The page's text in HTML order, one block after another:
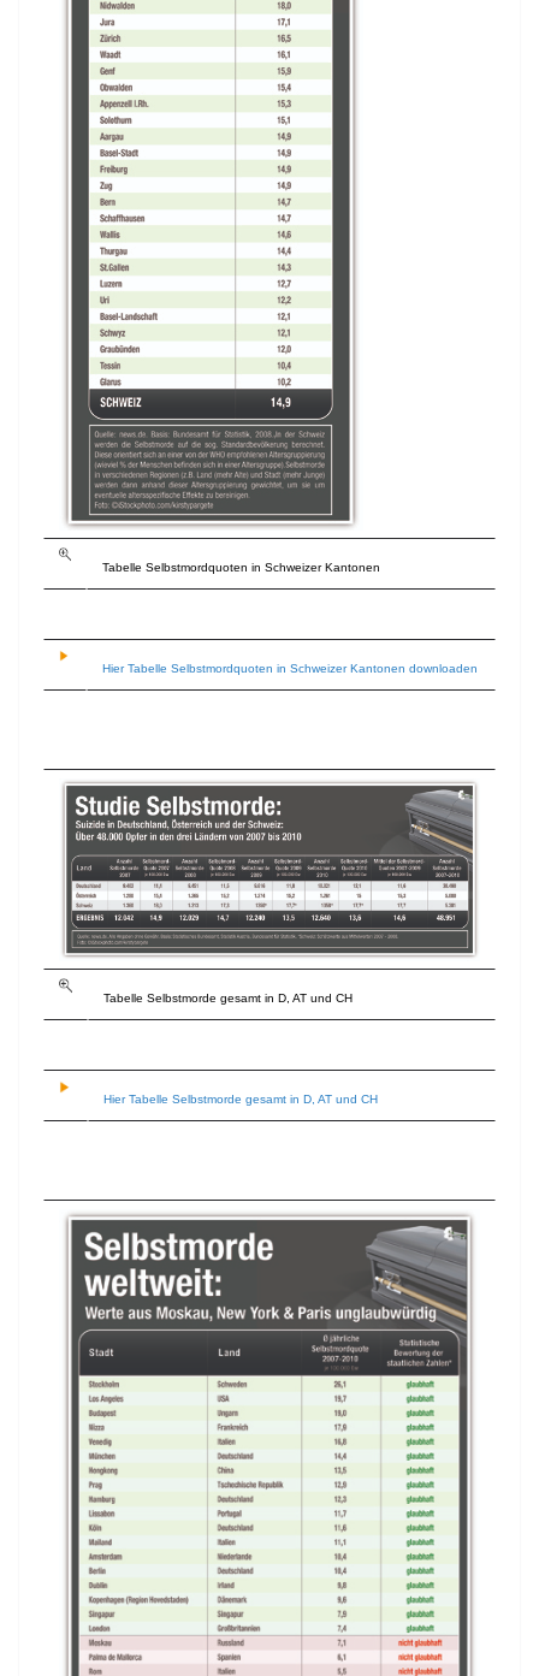
Tabelle Selbstmordquoten in Schweizer Kantonen
Hier Tabelle Selbstmordquoten in Schweizer Kantonen downloaden
Tabelle Selbstmorde gesamt in D, AT und CH
Hier Tabelle Selbstmorde gesamt in D, AT und CH